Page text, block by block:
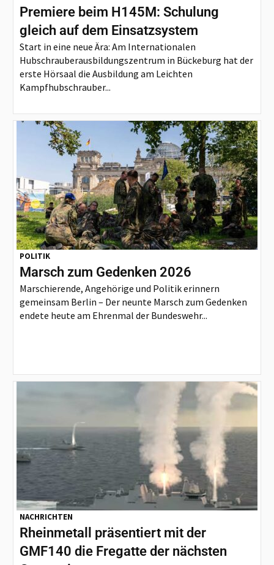
Premiere beim H145M: Schulung
gleich auf dem Einsatzsystem
Start in eine neue Ära: Am Internationalen
Hubschrauberausbildungszentrum in Bückeburg hat der
erste Hörsaal die Ausbildung am Leichten
Kampfhubschrauber...
POLITIK
Marsch zum Gedenken 2026
Marschierende, Angehörige und Politik erinnern
gemeinsam Berlin – Der neunte Marsch zum Gedenken
endete heute am Ehrenmal der Bundeswehr...
NACHRICHTEN
Rheinmetall präsentiert mit der
GMF140 die Fregatte der nächsten